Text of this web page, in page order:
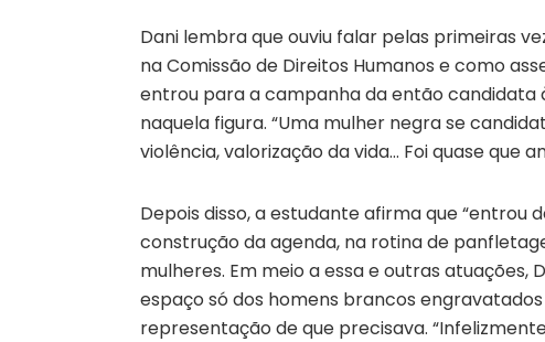
Dani lembra que ouviu falar pelas primeiras
na Comissão de Direitos Humanos e como
entrou para a campanha da então
naquela figura. “Uma mulher negra se
violência, valorização da vida… Foi quase que
Depois disso, a estudante afirma que “entrou
construção da agenda, na rotina de
mulheres. Em meio a essa e outras
espaço só dos homens brancos
representação de que precisava.